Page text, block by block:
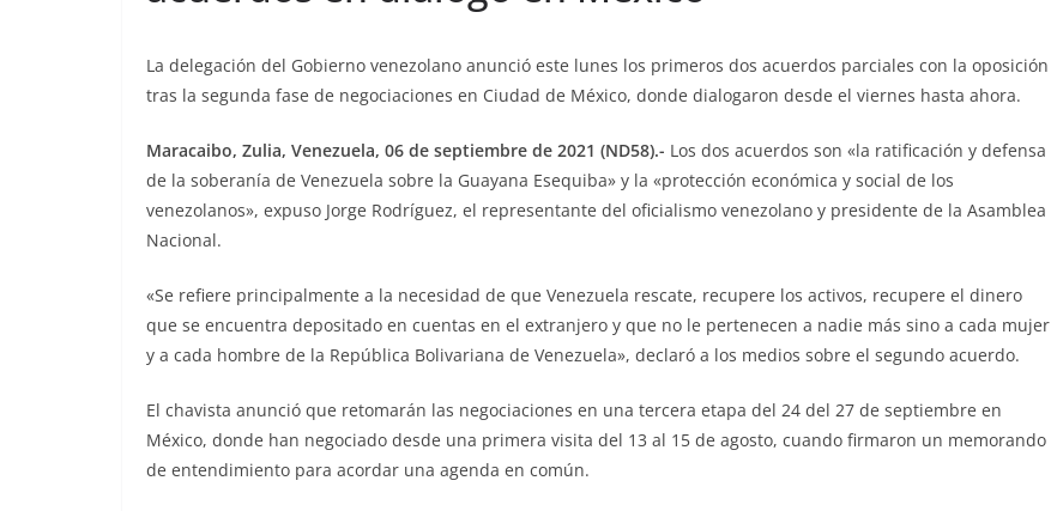
La delegación del Gobierno venezolano anunció este lunes los primeros dos acuerdos parciales con la oposición
tras la segunda fase de negociaciones en Ciudad de México, donde dialogaron desde el viernes hasta ahora.
Maracaibo, Zulia, Venezuela, 06 de septiembre de 2021 (ND58).- Los dos acuerdos son «la ratificación y defensa
de la soberanía de Venezuela sobre la Guayana Esequiba» y la «protección económica y social de los
venezolanos», expuso Jorge Rodríguez, el representante del oficialismo venezolano y presidente de la Asamblea
Nacional.
«Se refiere principalmente a la necesidad de que Venezuela rescate, recupere los activos, recupere el dinero
que se encuentra depositado en cuentas en el extranjero y que no le pertenecen a nadie más sino a cada mujer
y a cada hombre de la República Bolivariana de Venezuela», declaró a los medios sobre el segundo acuerdo.
El chavista anunció que retomarán las negociaciones en una tercera etapa del 24 del 27 de septiembre en
México, donde han negociado desde una primera visita del 13 al 15 de agosto, cuando firmaron un memorando
de entendimiento para acordar una agenda en común.